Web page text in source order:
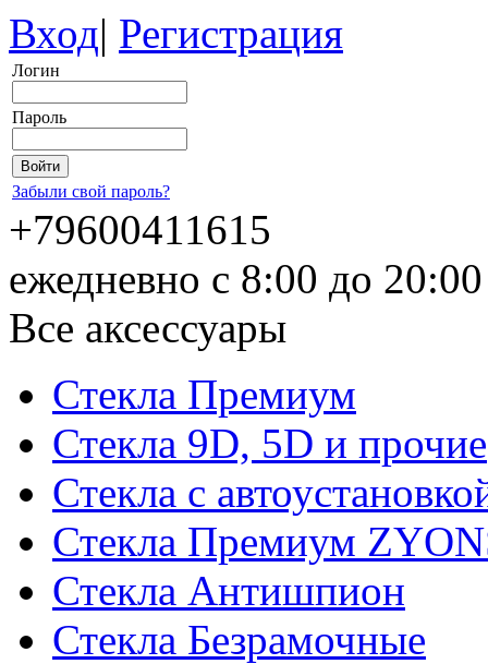
Вход| Регистрация
Логин
Пароль
Забыли свой пароль?
+79600411615
ежедневно с 8:00 до
Все аксессуары
Стекла Премиум
Стекла 9D, 5D и прочие
Стекла с
Стекла Премиум
Стекла Антишпион
Стекла Безрамочные